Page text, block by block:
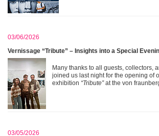
03/06/2026
Vernissage “Tribute” – Insights into a Special
Many thanks to all guests, collectors,
joined us last night for the opening of
exhibition “Tribute”at the von
03/05/2026